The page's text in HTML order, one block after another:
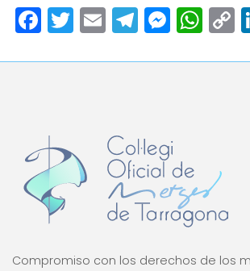
Facebook
Twitter
Email
Compromiso con los derechos de los